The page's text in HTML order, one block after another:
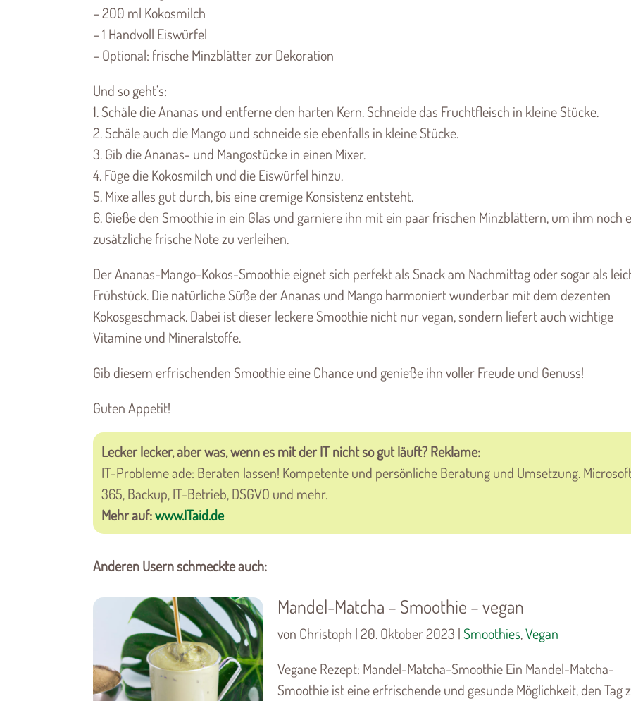
– 200 ml Kokosmilch
– 1 Handvoll Eiswürfel
– Optional: frische Minzblätter zur Dekoration
Und so geht’s:
1. Schäle die Ananas und entferne den harten Kern. Schneide das Fruchtfleisch in kleine Stücke.
2. Schäle auch die Mango und schneide sie ebenfalls in kleine Stücke.
3. Gib die Ananas- und Mangostücke in einen Mixer.
4. Füge die Kokosmilch und die Eiswürfel hinzu.
5. Mixe alles gut durch, bis eine cremige Konsistenz entsteht.
6. Gieße den Smoothie in ein Glas und garniere ihn mit ein paar frischen Minzblättern, um ihm noch
zusätzliche frische Note zu verleihen.
Der Ananas-Mango-Kokos-Smoothie eignet sich perfekt als Snack am Nachmittag oder sogar als
Frühstück. Die natürliche Süße der Ananas und Mango harmoniert wunderbar mit dem dezenten
Kokosgeschmack. Dabei ist dieser leckere Smoothie nicht nur vegan, sondern liefert auch wichtige
Vitamine und Mineralstoffe.
Gib diesem erfrischenden Smoothie eine Chance und genieße ihn voller Freude und Genuss!
Guten Appetit!
Lecker lecker, aber was, wenn es mit der IT nicht so gut läuft? Reklame:
IT-Probleme ade: Beraten lassen! Kompetente und persönliche Beratung und Umsetzung.
365, Backup, IT-Betrieb, DSGVO und mehr.
Mehr auf:www.ITaid.de
Anderen Usern schmeckte auch:
Mandel-Matcha – Smoothie – vegan
von Christoph | 20. Oktober 2023 |Smoothies,Vegan
Vegane Rezept: Mandel-Matcha-Smoothie Ein Mandel-Matcha-
Smoothie ist eine erfrischende und gesunde Möglichkeit, den Tag